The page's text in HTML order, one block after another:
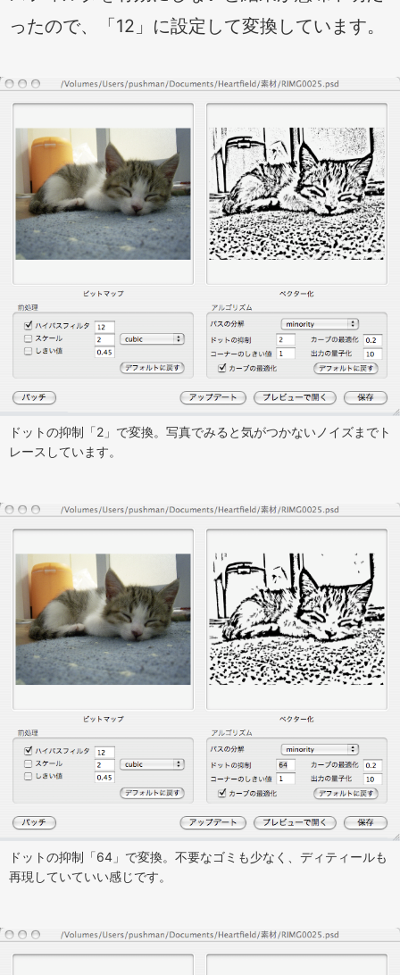
ったので、「12」に設定して変換しています。
ドットの抑制「2」で変換。写真でみると気がつかないノイズまでト
レースしています。
ドットの抑制「64」で変換。不要なゴミも少なく、ディティールも
再現していていい感じです。